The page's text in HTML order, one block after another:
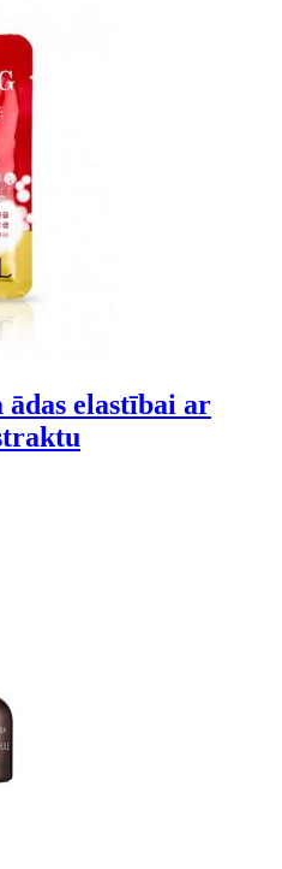
ādas elastībai ar